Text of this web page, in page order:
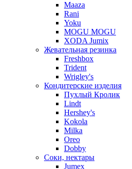
Maaza
Rani
Yoku
MOGU MOGU
XODA Jumix
Жевательная резинка
Freshbox
Trident
Wrigley's
Кондитерские изделия
Пухлый Кролик
Lindt
Hershey's
Kokola
Milka
Oreo
Dobby
Соки, нектары
Jumex